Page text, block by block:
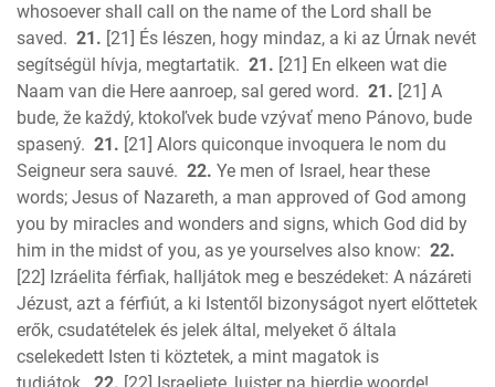
whosoever shall call on the name of the Lord shall be
saved. 21. [21] És lészen, hogy mindaz, a ki az Úrnak nevét
segítségül hívja, megtartatik. 21. [21] En elkeen wat die
Naam van die Here aanroep, sal gered word. 21. [21] A
bude, že každý, ktokoľvek bude vzývať meno Pánovo, bude
spasený. 21. [21] Alors quiconque invoquera le nom du
Seigneur sera sauvé. 22. Ye men of Israel, hear these
words; Jesus of Nazareth, a man approved of God among
you by miracles and wonders and signs, which God did by
him in the midst of you, as ye yourselves also know: 22.
[22] Izráelita férfiak, halljátok meg e beszédeket: A názáreti
Jézust, azt a férfiút, a ki Istentől bizonyságot nyert előttetek
erők, csudatételek és jelek által, melyeket ő általa
cselekedett Isten ti köztetek, a mint magatok is